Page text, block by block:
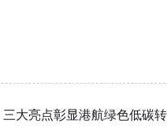
大亮点彰显港航绿色低碳